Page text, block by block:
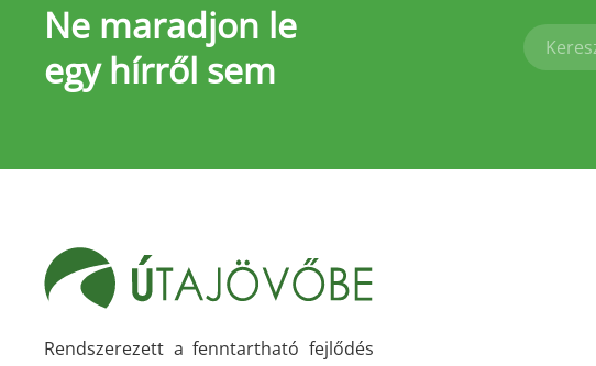
Ne maradjon le
egy hírről sem
Rendszerezett a fenntartható fejlődés